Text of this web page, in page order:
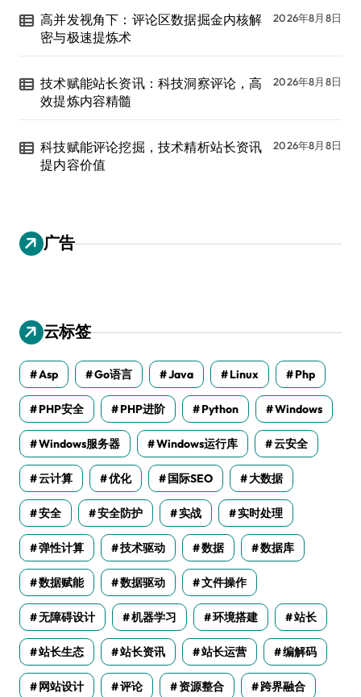
高并发视角下：评论区数据掘金内核解
密与极速提炼术
2026年8月8日
技术赋能站长资讯：科技洞察评论，高
效提炼内容精髓
2026年8月8日
科技赋能评论挖掘，技术精析站长资讯
提内容价值
2026年8月8日
广告
云标签
Asp Go语言 Java Linux Php
PHP安全 PHP进阶 Python Windows
Windows服务器 Windows运行库 云安全
云计算 优化 国际SEO 大数据
安全 安全防护 实战 实时处理
弹性计算 技术驱动 数据 数据库
数据赋能 数据驱动 文件操作
无障碍设计 机器学习 环境搭建 站长
站长生态 站长资讯 站长运营 编解码
网站设计 评论 资源整合 跨界融合